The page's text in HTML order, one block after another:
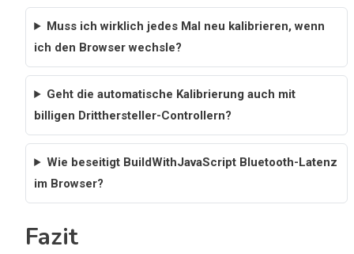
Muss ich wirklich jedes Mal neu kalibrieren, wenn
ich den Browser wechsle?
Geht die automatische Kalibrierung auch mit
billigen Dritthersteller-Controllern?
Wie beseitigt BuildWithJavaScript Bluetooth-Latenz
im Browser?
Fazit